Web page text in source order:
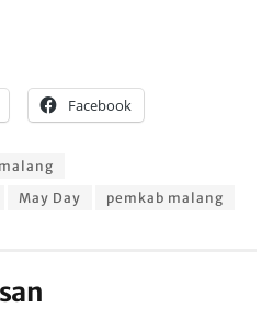
Facebook
May Day pemkab malang